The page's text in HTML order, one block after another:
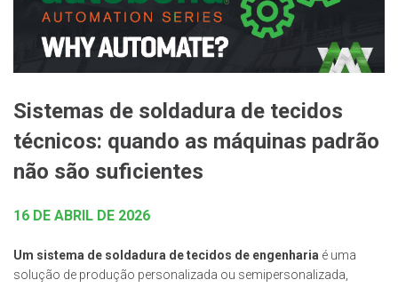
Sistemas de soldadura de tecidos
técnicos: quando as máquinas padrão
não são suficientes
16 DE ABRIL DE 2026
Um sistema de soldadura de tecidos de engenharia é uma
solução de produção personalizada ou semipersonalizada,